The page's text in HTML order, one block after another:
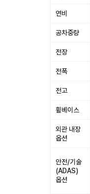
연비
공차중량
전장
전폭
전고
휠베이스
외관 내장
옵션
안전/기술
(ADAS)
옵션